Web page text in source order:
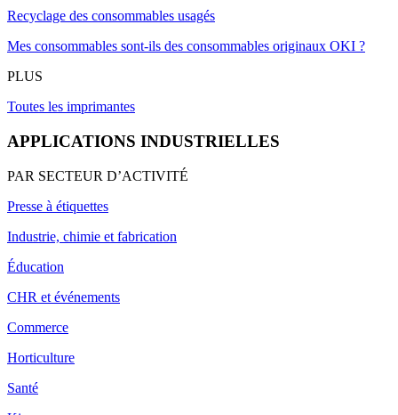
Recyclage des consommables usagés
Mes consommables sont-ils des consommables originaux OKI ?
PLUS
Toutes les imprimantes
APPLICATIONS INDUSTRIELLES
PAR SECTEUR D’ACTIVITÉ
Presse à étiquettes
Industrie, chimie et fabrication
Éducation
CHR et événements
Commerce
Horticulture
Santé